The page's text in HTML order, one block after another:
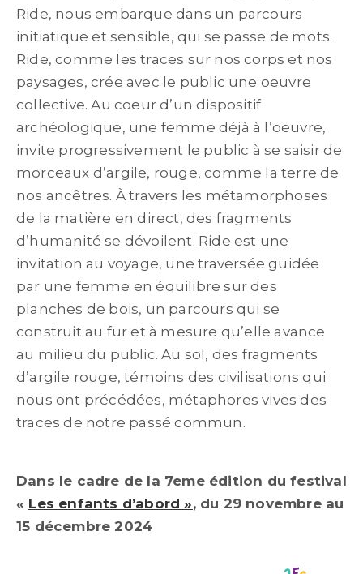
Ride, nous em­barque dans un parcours
initiatique et sensible, qui se passe de mots.
Ride, comme les traces sur nos corps et nos
paysages, crée avec le public une oeuvre
collective. Au coeur d’un dispositif
archéologique, une femme déjà à l’oeuvre,
invite progressivement le public à se saisir de
morceaux d’argile, rouge, comme la terre de
nos an­cêtres. À travers les métamorphoses
de la matière en direct, des fragments
d’humanité se dévoilent. Ride est une
invitation au voyage, une traversée guidée
par une femme en équilibre sur des
planches de bois, un par­cours qui se
construit au fur et à mesure qu’elle avance
au milieu du public. Au sol, des fragments
d’argile rouge, témoins des civilisations qui
nous ont précédées, méta­phores vives des
traces de notre passé commun.
Dans le cadre de la 7eme édition du festival
« Les enfants d’abord », du 29 novembre au
15 décembre 2024